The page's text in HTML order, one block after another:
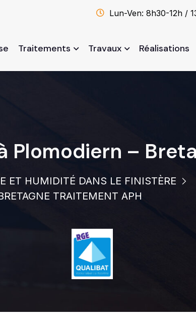
Lun-Ven: 8h30-12h /
Traitements Travaux Réalisations
Plomodiern –
ET HUMIDITÉ DANS LE FINISTÈRE
TRAITEMENT APH